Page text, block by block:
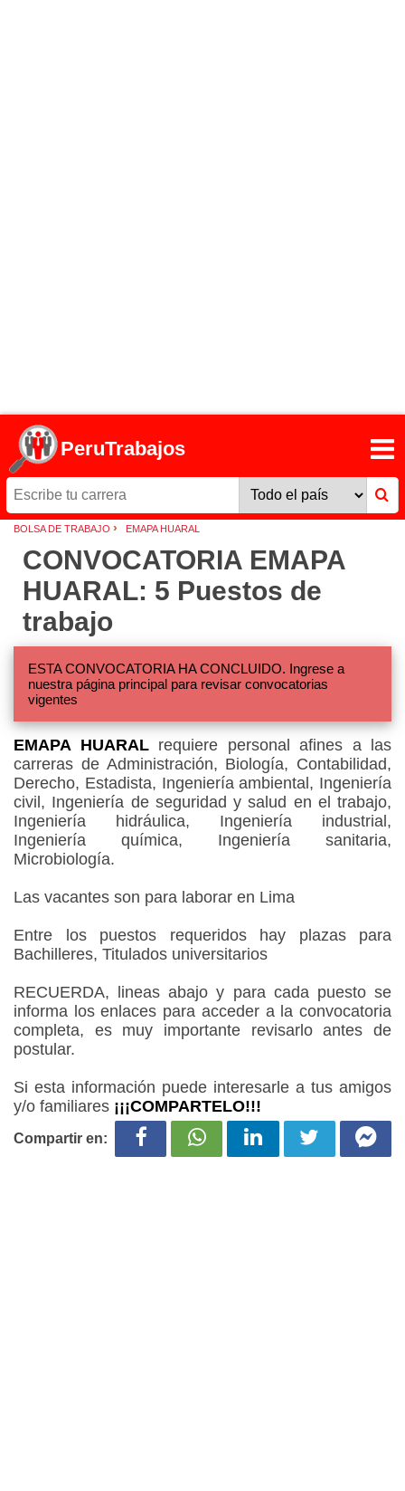
PeruTrabajos
BOLSA DE TRABAJO › EMAPA HUARAL
CONVOCATORIA EMAPA
HUARAL: 5 Puestos de
trabajo
ESTA CONVOCATORIA HA CONCLUIDO. Ingrese a
nuestra página principal para revisar convocatorias
vigentes
EMAPA HUARALrequiere personal afines a las
carreras de Administración, Biología, Contabilidad,
Derecho, Estadista, Ingeniería ambiental, Ingeniería
civil, Ingeniería de seguridad y salud en el trabajo,
Ingeniería hidráulica, Ingeniería industrial,
Ingeniería química, Ingeniería sanitaria,
Microbiología.
Las vacantes son para laborar en Lima
Entre los puestos requeridos hay plazas para
Bachilleres, Titulados universitarios
RECUERDA, lineas abajo y para cada puesto se
informa los enlaces para acceder a la convocatoria
completa, es muy importante revisarlo antes de
postular.
Si esta información puede interesarle a tus amigos
y/o familiares ¡¡¡COMPARTELO!!!
Compartir en: